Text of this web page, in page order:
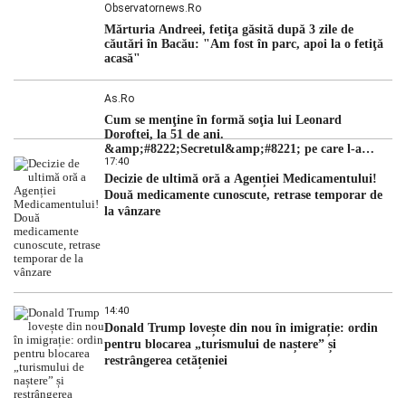
Observatornews.ro
Mărturia Andreei, fetiţa găsită după 3 zile de
căutări în Bacău: "Am fost în parc, apoi la o fetiţă
acasă"
As.ro
Cum se menţine în formă soţia lui Leonard
Doroftei, la 51 de ani.
&amp;#8222;Secretul&amp;#8221; pe care l-a
dezvăluit
17:40
Decizie de ultimă oră a Agenției Medicamentului!
Două medicamente cunoscute, retrase temporar de
la vânzare
14:40
Donald Trump lovește din nou în imigrație: ordin
pentru blocarea „turismului de naștere” și
restrângerea cetățeniei